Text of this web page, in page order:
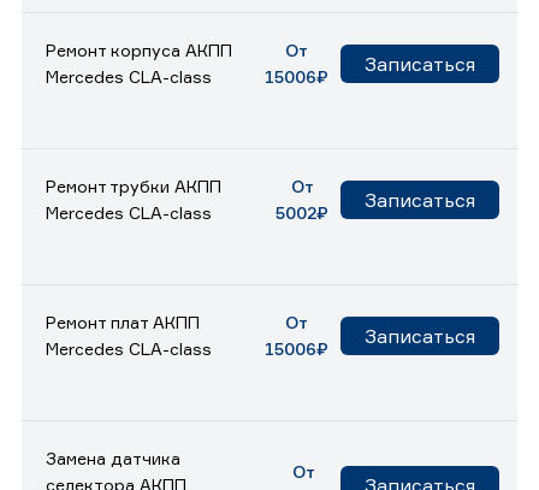
Ремонт корпуса АКПП
Mercedes CLA-class
От
15006₽
Записаться
Ремонт трубки АКПП
Mercedes CLA-class
От
5002₽
Записаться
Ремонт плат АКПП
Mercedes CLA-class
От
15006₽
Записаться
Замена датчика
селектора АКПП
От
Записаться